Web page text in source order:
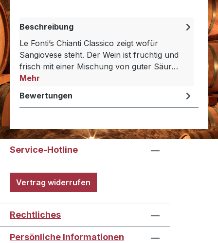
Beschreibung
Le Fonti’s Chianti Classico zeigt wofür
Sangiovese steht. Der Wein ist fruchtig und
frisch mit einer Mischung von guter Säur…
Mehr
Bewertungen
Service-Hotline
Vertrag widerrufen
Rechtliches
Persönliche Informationen